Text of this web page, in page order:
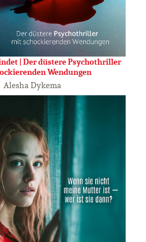
| Der düstere Psychothriller
Wendungen
Alesha Dykema